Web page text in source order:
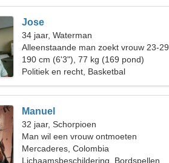
Jose
34 jaar, Waterman
Alleenstaande man zoekt vrouw 23-29
190 cm (6'3"), 77 kg (169 pond)
Politiek en recht, Basketbal
Manuel
32 jaar, Schorpioen
Man wil een vrouw ontmoeten
Mercaderes, Colombia
Lichaamsbeschildering, Bordspellen